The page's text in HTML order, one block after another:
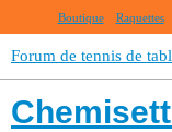
Boutique Raquettes
Forum de tennis de